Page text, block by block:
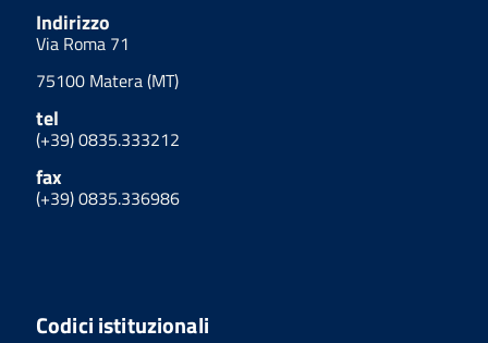
Indirizzo
Via Roma 71
75100 Matera (MT)
tel
(+39) 0835.333212
fax
(+39) 0835.336986
Codici istituzionali